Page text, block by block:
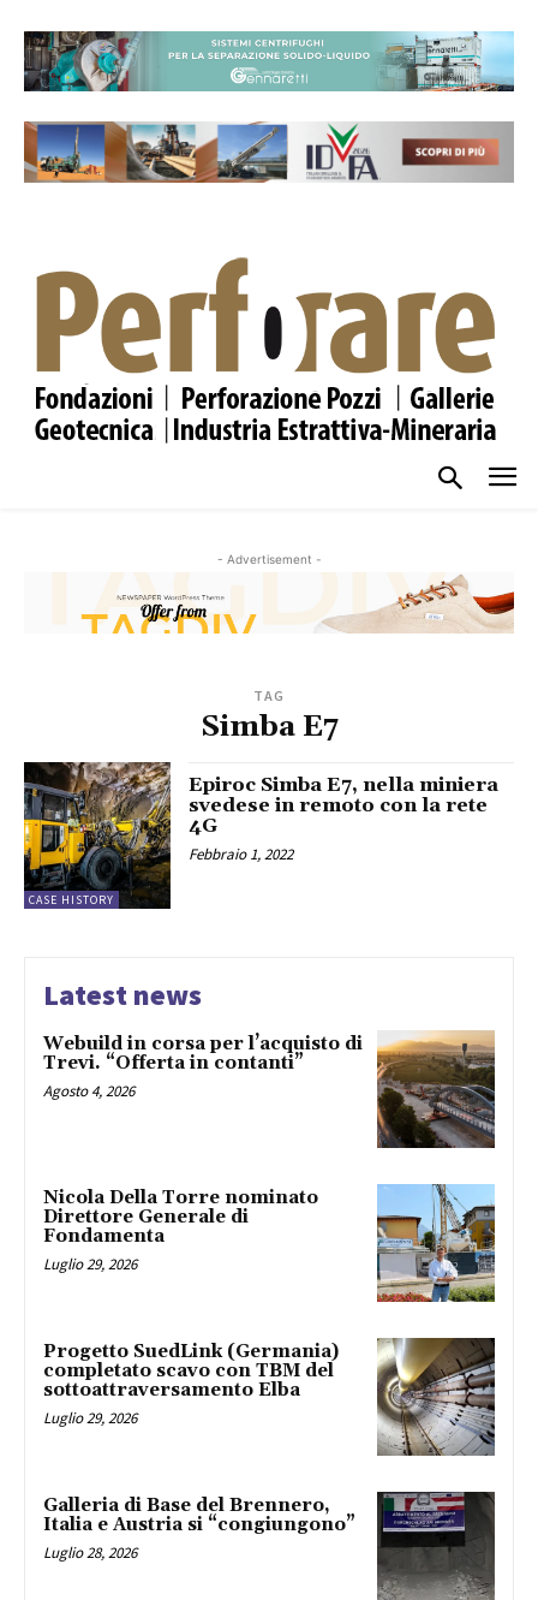
- Advertisement -
TAG
Simba E7
CASE HISTORY
Epiroc Simba E7, nella miniera
svedese in remoto con la rete
4G
Febbraio 1, 2022
Latest news
Webuild in corsa per l’acquisto di
Trevi. “Offerta in contanti”
Agosto 4, 2026
Nicola Della Torre nominato
Direttore Generale di
Fondamenta
Luglio 29, 2026
Progetto SuedLink (Germania)
completato scavo con TBM del
sottoattraversamento Elba
Luglio 29, 2026
Galleria di Base del Brennero,
Italia e Austria si “congiungono”
Luglio 28, 2026